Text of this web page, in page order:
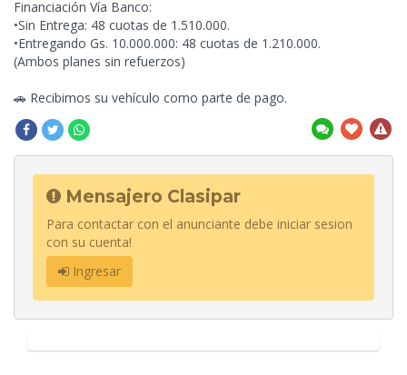
Financiación Vía Banco:
•Sin Entrega: 48 cuotas de 1.510.000.
•Entregando Gs. 10.000.000: 48 cuotas de 1.210.000.
(Ambos planes sin refuerzos)
🚗 Recibimos su vehículo como parte de pago.
Mensajero Clasipar
Para contactar con el anunciante debe iniciar sesion
con su cuenta!
Ingresar